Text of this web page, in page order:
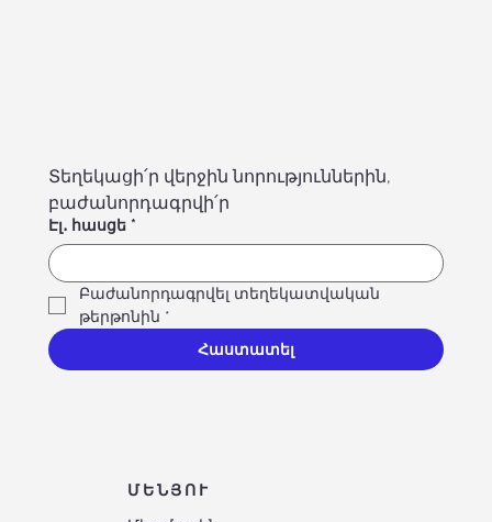
Տեղեկացի՛ր վերջին նորություններին,
բաժանորդագրվի՛ր
Էլ․ հասցե *
Բաժանորդագրվել տեղեկատվական
թերթոնին *
Հաստատել
ՄԵՆՅՈՒ